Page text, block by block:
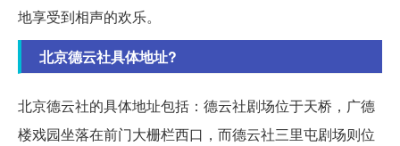
地享受到相声的欢乐。
北京德云社具体地址?
北京德云社的具体地址包括：德云社剧场位于天桥，广德
楼戏园坐落在前门大栅栏西口，而德云社三里屯剧场则位